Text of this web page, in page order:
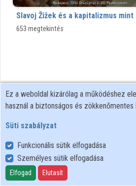
Slavoj Žižek és a kapitalizmus
653 megtekintés
Felhasználói szabályzat
Adatkezelési tájékoztató
Süti szabályzat
Ez a weboldal kizárólag a működéshez
használ a biztonságos és
Süti szabályzat
Funkcionális sütik elfogadása
Személyes sütik elfogadása
Elfogad Elutasít